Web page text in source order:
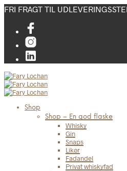
FRI FRAGT TIL
Shop
Shop – En god flaske
Whisky
Gin
Snaps
Likør
Fadandel
Privat whiskyfad